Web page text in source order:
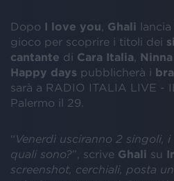
Dopo I love you Ghali lancia
gioco per scoprire i titoli dei
cantante di Cara Italia
Happy days pubblicherà i
sarà a RADIO ITALIA LIVE -
Palermo il 29.
“Venerdì usciranno 2 singoli,
quali sono?”, scrive Ghali su
screenshot, cerchiali, posta